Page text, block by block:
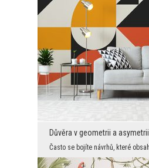
Důvěra v geometrii a asymetrii